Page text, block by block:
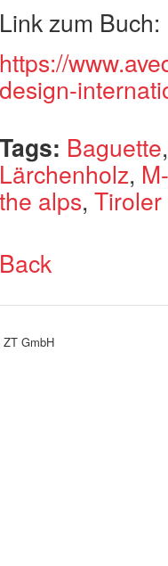
Link zum Buch:
https://
design-
Tags: Baguette
Lärchenholz,
the alps,
Back
GmbH